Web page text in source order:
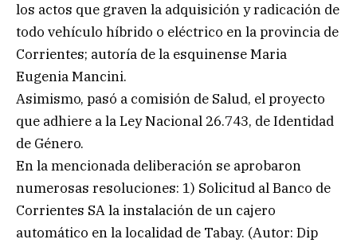
los actos que graven la adquisición y radicación de
todo vehículo híbrido o eléctrico en la provincia de
Corrientes; autoría de la esquinense Maria
Eugenia Mancini.
Asimismo, pasó a comisión de Salud, el proyecto
que adhiere a la Ley Nacional 26.743, de Identidad
de Género.
En la mencionada deliberación se aprobaron
numerosas resoluciones: 1) Solicitud al Banco de
Corrientes SA la instalación de un cajero
automático en la localidad de Tabay. (Autor: Dip